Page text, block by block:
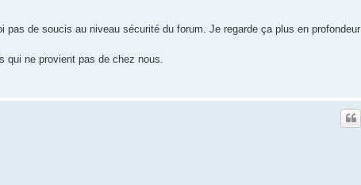
de soucis au niveau sécurité du forum. Je regarde ça plus en profondeur
qui ne provient pas de chez nous.